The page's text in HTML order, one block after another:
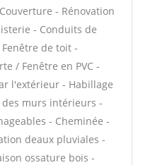
- Rénovation
- Conduits de
de toit -
/ Fenêtre en PVC -
l'extérieur - Habillage
murs intérieurs -
- Cheminée -
deaux pluviales -
ossature bois -